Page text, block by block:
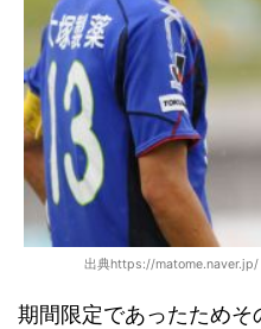
出典https://matome.naver.jp/
期間限定であったためそ